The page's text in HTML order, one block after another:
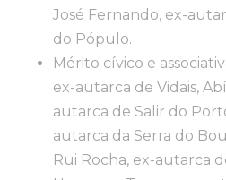
José Fernando, ex-
do Pópulo.
Mérito cívico e
ex-autarca de Vidais,
autarca de Salir do
autarca da Serra do
Rui Rocha, ex-autarca